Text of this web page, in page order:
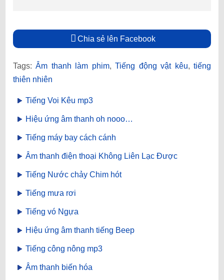
Chia sẻ lên Facebook
Tags:Âm thanh làm phim,Tiếng động vật kêu,tiếng
thiên nhiên
Tiếng Voi Kêu mp3
Hiệu ứng âm thanh oh nooo…
Tiếng máy bay cách cánh
Âm thanh điện thoại Không Liên Lạc Được
Tiếng Nước chảy Chim hót
Tiếng mưa rơi
Tiếng vó Ngựa
Hiệu ứng âm thanh tiếng Beep
Tiếng công nông mp3
Âm thanh biến hóa